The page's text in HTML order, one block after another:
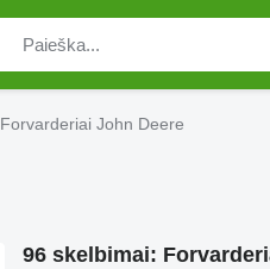
Forvarderiai John Deere
96 skelbimai: